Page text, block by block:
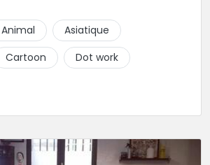
Animal
Asiatique
Cartoon
Dot work